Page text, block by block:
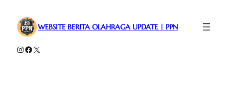
WEBSITE BERITA OLAHRAGA UPDATE | PPN
Instagram
Facebook
X